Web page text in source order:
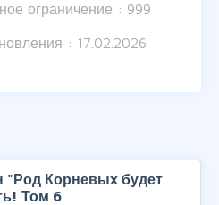
ограничение : 999
: 17.02.2026
"Род Корневых будет
Том 6